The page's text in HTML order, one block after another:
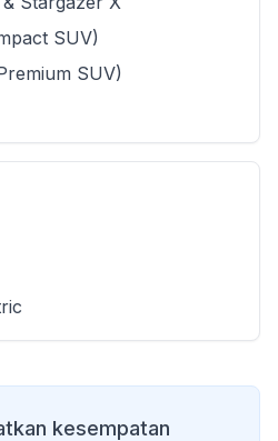
SUV)
SUV)
kesempatan